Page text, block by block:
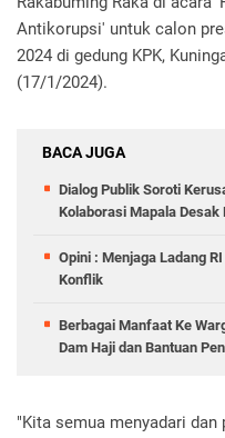
Antikorupsi' untuk calon
2024 di gedung KPK,
(17/1/2024).
BACA JUGA
Dialog Publik Soroti
Kolaborasi Mapala Desak
Opini : Menjaga Ladang
Konflik
Berbagai Manfaat Ke
Dam Haji dan Bantuan
"Kita semua menyadari